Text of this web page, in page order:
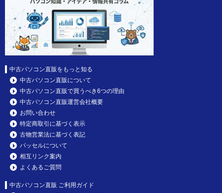
中古パソコン直販をもっと知る
中古パソコン直販について
中古パソコン直販で買うべき6つの理由
中古パソコン直販運営会社概要
お問い合わせ
特定商取引に基づく表示
古物営業法に基づく表記
パッセルについて
相互リンク案内
よくあるご質問
中古パソコン直販 ご利用ガイド